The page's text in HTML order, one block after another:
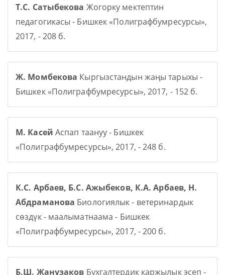
Т.С. Сатыбекова Жогорку мектептин
педагогикасы - Бишкек «Полиграфбумресурсы»,
2017, - 208 б.
Ж. Момбекова Кыргызстандын жаңы тарыхы -
Бишкек «Полиграфбумресурсы», 2017, - 152 б.
М. Касей Аспап таануу - Бишкек
«Полиграфбумресурсы», 2017, - 248 б.
К.С. Арбаев, Б.С. Ажыбеков, К.А. Арбаев, Н.
Абдраманова Биологиялык - ветеринардык
сөздүк - маалыматнаама - Бишкек
«Полиграфбумресурсы», 2017, - 200 б.
Б.Ш. Жанузаков Бухгалтердик каржылык эсеп -